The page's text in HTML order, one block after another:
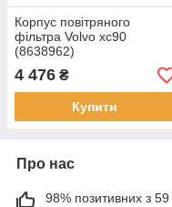
Корпус повітряного
фільтра Volvo xc90
(8638962)
4 476 ₴
Купити
Про нас
98% позитивних з 59